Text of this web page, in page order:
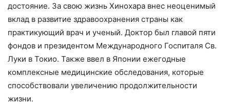
достояние. За свою жизнь Хинохара внес неоценимый
вклад в развитие здравоохранения страны как
практикующий врач и ученый. Доктор был главой пяти
фондов и президентом Международного Госпиталя Св.
Луки в Токио. Также ввел в Японии ежегодные
комплексные медицинские обследования, которые
способствовали увеличению продолжительности
жизни.